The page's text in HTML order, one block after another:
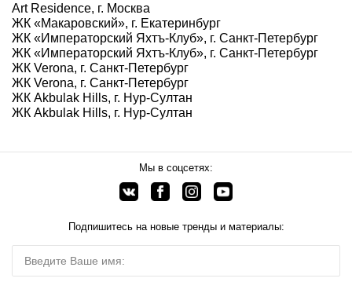
Art Residence, г. Москва
ЖК «Макаровский», г. Екатеринбург
ЖК «Императорский Яхтъ-Клуб», г. Санкт-Петербург
ЖК «Императорский Яхтъ-Клуб», г. Санкт-Петербург
ЖК Verona, г. Санкт-Петербург
ЖК Verona, г. Санкт-Петербург
ЖК Akbulak Hills, г. Нур-Султан
ЖК Akbulak Hills, г. Нур-Султан
Мы в соцсетях:
Подпишитесь на новые тренды и материалы: